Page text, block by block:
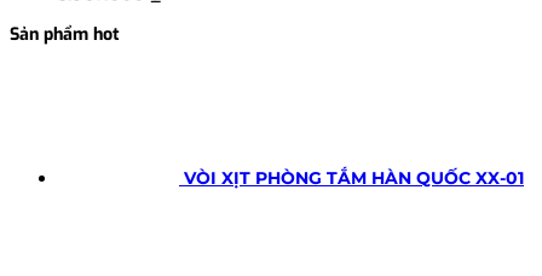
Sản phẩm hot
VÒI XỊT PHÒNG TẮM HÀN QUỐC XX-01